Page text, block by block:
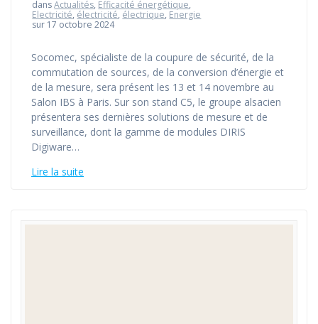
dansActualités, Efficacité énergétique,
Electricité, électricité, électrique, Energie
sur 17 octobre 2024
Socomec, spécialiste de la coupure de sécurité, de la
commutation de sources, de la conversion d’énergie et
de la mesure, sera présent les 13 et 14 novembre au
Salon IBS à Paris. Sur son stand C5, le groupe alsacien
présentera ses dernières solutions de mesure et de
surveillance, dont la gamme de modules DIRIS
Digiware…
Lire la suite